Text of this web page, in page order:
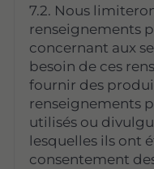
7.2. Nous
renseignements
concernant aux
besoin de ces
fournir des
renseignements
utilisés ou
lesquelles ils ont
consentement